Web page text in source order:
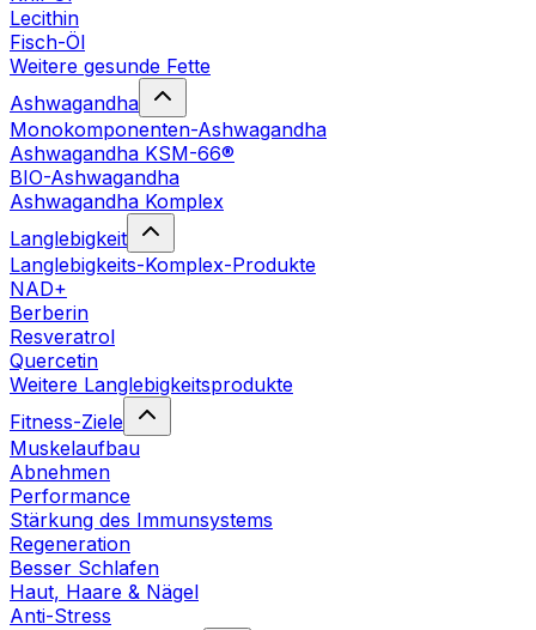
Lecithin
Fisch-Öl
Weitere gesunde Fette
Ashwagandha
Monokomponenten-Ashwagandha
Ashwagandha KSM-66®
BIO-Ashwagandha
Ashwagandha Komplex
Langlebigkeit
Langlebigkeits-Komplex-Produkte
NAD+
Berberin
Resveratrol
Quercetin
Weitere Langlebigkeitsprodukte
Fitness-Ziele
Muskelaufbau
Abnehmen
Performance
Stärkung des Immunsystems
Regeneration
Besser Schlafen
Haut, Haare & Nägel
Anti-Stress